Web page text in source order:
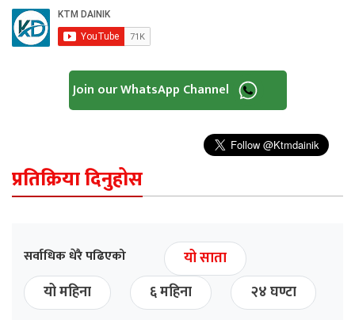
Join our WhatsApp Channel
प्रतिक्रिया दिनुहोस
सर्वाधिक धेरै पढिएको
यो साता
यो महिना
६ महिना २४ घण्टा